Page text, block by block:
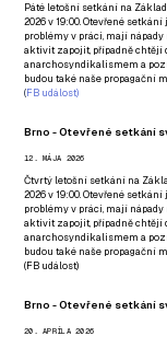
Páté letošní setkání na
2026 v 19:00. Otevřené
problémy v práci, mají
aktivit zapojit, případně chtějí
anarchosyndikalismem a
budou také naše propagační
(FB událost)
Brno - Otevřené setkání
12. MÁJA 2026
Čtvrtý letošní setkání na
2026 v 19:00. Otevřené
problémy v práci, mají
aktivit zapojit, případně chtějí
anarchosyndikalismem a
budou také naše propagační
(FB událost)
Brno - Otevřené setkání
20. APRÍLA 2026